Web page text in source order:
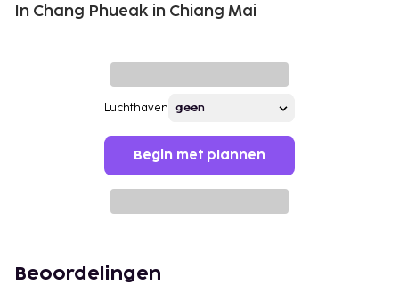
In Chang Phueak in Chiang Mai
Luchthaven
Begin met plannen
Beoordelingen